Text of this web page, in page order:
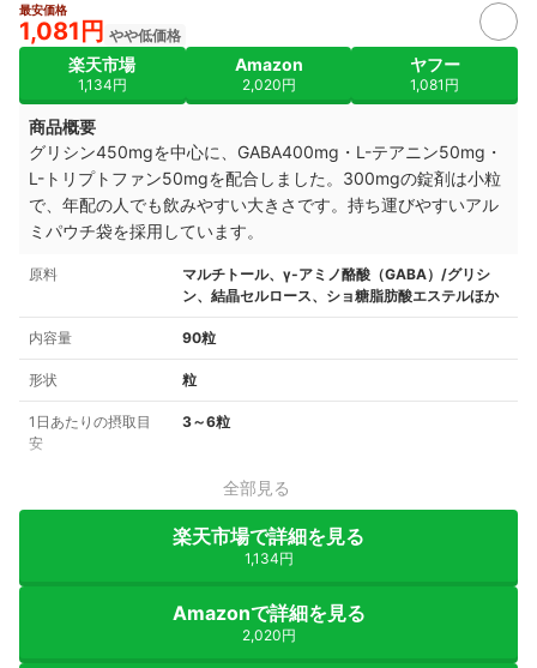
最安価格
1,081円 やや低価格
楽天市場
1,134円
Amazon
2,020円
ヤフー
1,081円
商品概要
グリシン450mgを中心に、GABA400mg・L-テアニン50mg・
L-トリプトファン50mgを配合しました。300mgの錠剤は小粒
で、年配の人でも飲みやすい大きさです。持ち運びやすいアル
ミパウチ袋を採用しています。
原料
マルチトール、γ-アミノ酪酸（GABA）/グリシ
ン、結晶セルロース、ショ糖脂肪酸エステルほか
内容量 90粒
形状 粒
1日あたりの摂取目
安
3～6粒
全部見る
楽天市場で詳細を見る
1,134円
Amazonで詳細を見る
2,020円